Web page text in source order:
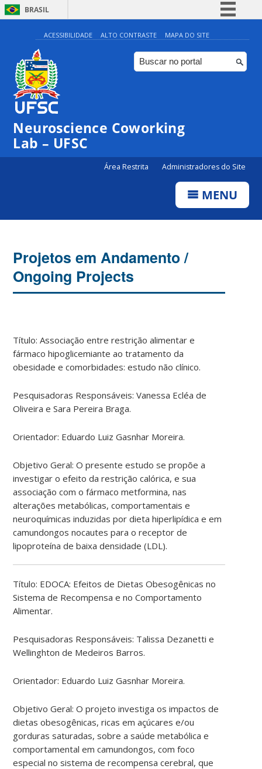
BRASIL
Simplifique!
Comunica BR
Participe
Canais
ACESSIBILIDADE ALTO CONTRASTE MAPA DO SITE
Neuroscience Coworking
Lab – UFSC
Área Restrita Administradores do Site
MENU
Projetos em Andamento /
Ongoing Projects
Título: Associação entre restrição alimentar e
fármaco hipoglicemiante ao tratamento da
obesidade e comorbidades: estudo não clínico.
Pesquisadoras Responsáveis: Vanessa Ecléa de
Oliveira e Sara Pereira Braga.
Orientador: Eduardo Luiz Gasnhar Moreira.
Objetivo Geral: O presente estudo se propõe a
investigar o efeito da restrição calórica, e sua
associação com o fármaco metformina, nas
alterações metabólicas, comportamentais e
neuroquímicas induzidas por dieta hiperlipídica e em
camundongos nocautes para o receptor de
lipoproteína de baixa densidade (LDL).
Título: EDOCA: Efeitos de Dietas Obesogênicas no
Sistema de Recompensa e no Comportamento
Alimentar.
Pesquisadoras Responsáveis: Talissa Dezanetti e
Wellinghton de Medeiros Barros.
Orientador: Eduardo Luiz Gasnhar Moreira.
Objetivo Geral: O projeto investiga os impactos de
dietas obesogênicas, ricas em açúcares e/ou
gorduras saturadas, sobre a saúde metabólica e
comportamental em camundongos, com foco
especial no sistema de recompensa cerebral, que